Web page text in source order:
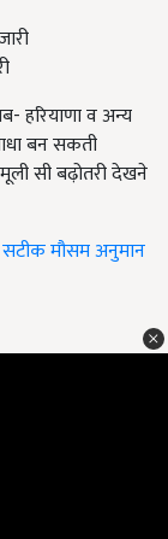
हरियाणा व अन्य
बन सकती
सी बढ़ोतरी देखने
मौसम अनुमान